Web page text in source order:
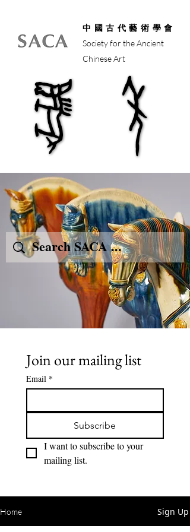
中國古代藝術學會
Society for the Ancient
Chinese Art
馬年
馬年
Join our mailing list
Email *
Subscribe
I want to subscribe to your
mailing list.
Home Sign Up